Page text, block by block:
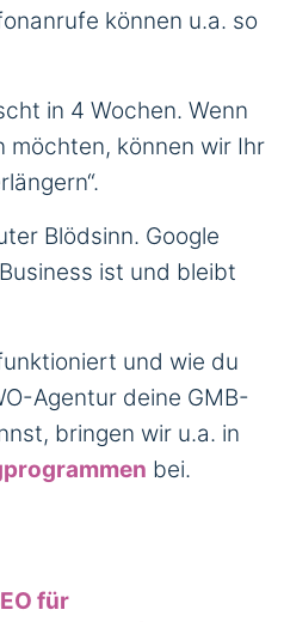
können u.a. so
in 4 Wochen. Wenn
möchten, können wir Ihr
Blödsinn. Google
ist und bleibt
und wie du
Agentur deine GMB-
bringen wir u.a. in
bei.
für